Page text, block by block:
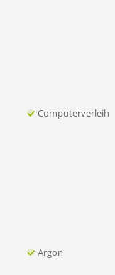
Computerverleih
Argon